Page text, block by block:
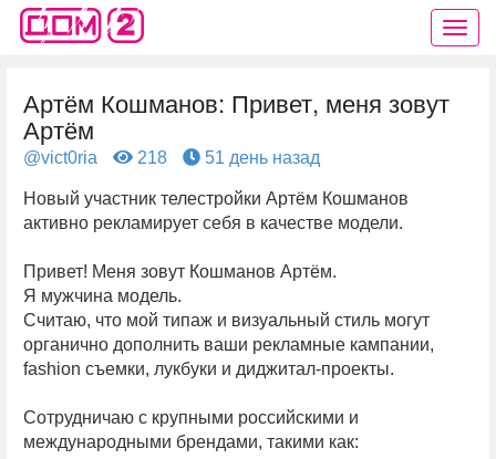
Артём Кошманов: Привет, меня зовут
Артём
@vict0ria 218 51 день назад
Новый участник телестройки Артём Кошманов
активно рекламирует себя в качестве модели.
Привет! Меня зовут Кошманов Артём.
Я мужчина модель.
Считаю, что мой типаж и визуальный стиль могут
органично дополнить ваши рекламные кампании,
fashion съемки, лукбуки и диджитал-проекты.
Сотрудничаю с крупными российскими и
международными брендами, такими как: